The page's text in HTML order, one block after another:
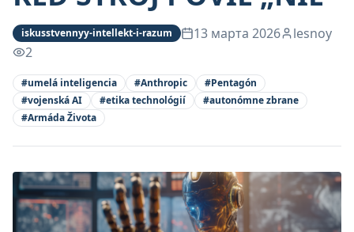
iskusstvennyy-intellekt-i-razum 13 марта 2026
lesnoy
2
#umelá inteligencia #Anthropic #Pentagón
#vojenská AI #etika technológií #autonómne zbrane
#Armáda Života